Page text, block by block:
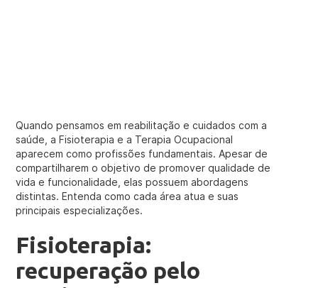
Quando pensamos em reabilitação e cuidados com a
saúde, a Fisioterapia e a Terapia Ocupacional
aparecem como profissões fundamentais. Apesar de
compartilharem o objetivo de promover qualidade de
vida e funcionalidade, elas possuem abordagens
distintas. Entenda como cada área atua e suas
principais especializações.
Fisioterapia:
recuperação pelo